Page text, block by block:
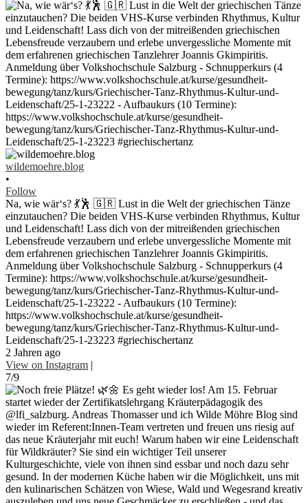
wildemoehre.blog
•
Follow
Na, wie wär‘s? 💃🕺 🇬🇷 Lust in die Welt der griechischen Tänze
einzutauchen? Die beiden VHS-Kurse verbinden Rhythmus, Kultur
und Leidenschaft! Lass dich von der mitreißenden griechischen
Lebensfreude verzaubern und erlebe unvergessliche Momente mit
dem erfahrenen griechischen Tanzlehrer Joannis Gkimpiritis.
Anmeldung über Volkshochschule Salzburg - Schnupperkurs (4
Termine): https://www.volkshochschule.at/kurse/gesundheit-
bewegung/tanz/kurs/Griechischer-Tanz-Rhythmus-Kultur-und-
Leidenschaft/25-1-23222 - Aufbaukurs (10 Termine):
https://www.volkshochschule.at/kurse/gesundheit-
bewegung/tanz/kurs/Griechischer-Tanz-Rhythmus-Kultur-und-
Leidenschaft/25-1-23223 #griechischertanz
2 Jahren ago
View on Instagram |
7/9